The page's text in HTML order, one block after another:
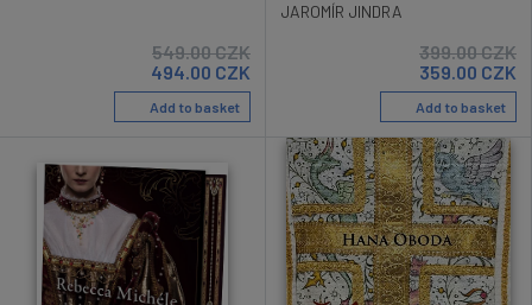
549.00CZK
494.00 CZK
Add to basket
JAROMÍR JINDRA
399.00CZK
359.00 CZK
Add to basket